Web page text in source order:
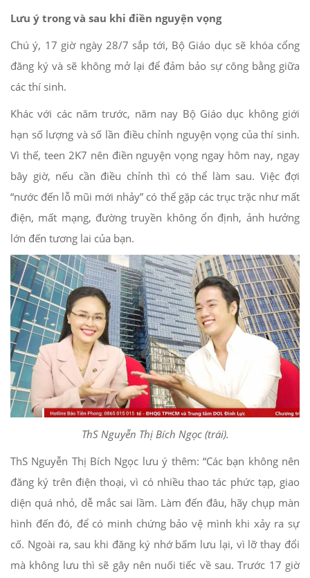
Lưu ý trong và sau khi điền nguyện vọng
Chú ý, 17 giờ ngày 28/7 sắp tới, Bộ Giáo dục sẽ khóa cổng
đăng ký và sẽ không mở lại để đảm bảo sự công bằng giữa
các thí sinh.
Khác với các năm trước, năm nay Bộ Giáo dục không giới
hạn số lượng và số lần điều chỉnh nguyện vọng của thí sinh.
Vì thế, teen 2K7 nên điền nguyện vọng ngay hôm nay, ngay
bây giờ, nếu cần điều chỉnh thì có thể làm sau. Việc đợi
“nước đến lỗ mũi mới nhảy” có thể gặp các trục trặc như mất
điện, mất mạng, đường truyền không ổn định, ảnh hưởng
lớn đến tương lai của bạn.
ThS Nguyễn Thị Bích Ngọc (trái).
ThS Nguyễn Thị Bích Ngọc lưu ý thêm: “Các bạn không nên
đăng ký trên điện thoại, vì có nhiều thao tác phức tạp, giao
diện quá nhỏ, dễ mắc sai lầm. Làm đến đâu, hãy chụp màn
hình đến đó, để có minh chứng bảo vệ mình khi xảy ra sự
cố. Ngoài ra, sau khi đăng ký nhớ bấm lưu lại, vì lỡ thay đổi
mà không lưu thì sẽ gây nên nuối tiếc về sau. Trước 17 giờ